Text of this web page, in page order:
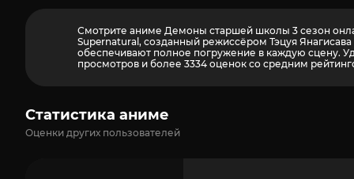
Смотрите аниме Демоны старшей школы 3 сезон
Supernatural, созданный режиссёром Тэцуя
обеспечивают полное погружение в каждую сцену.
просмотров и более 3334 оценок со средним
Статистика аниме
Оценки других пользователей